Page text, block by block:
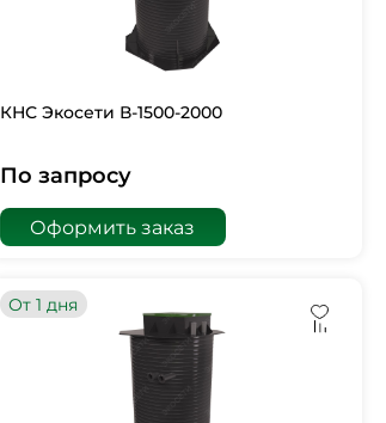
КНС Экосети В-1500-2000
По запросу
Оформить заказ
От 1 дня